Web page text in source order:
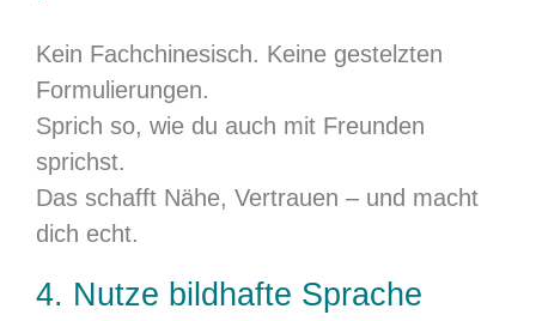
Kein Fachchinesisch. Keine gestelzten
Formulierungen.
Sprich so, wie du auch mit Freunden
sprichst.
Das schafft Nähe, Vertrauen – und macht
dich echt.
4. Nutze bildhafte Sprache